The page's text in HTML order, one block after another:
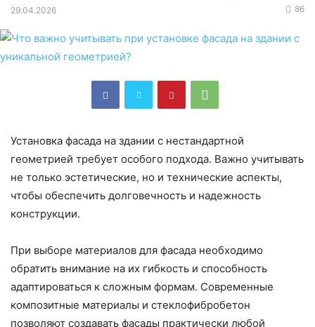
29.04.2026 86
Установка фасада на здании с нестандартной
геометрией требует особого подхода. Важно учитывать
не только эстетические, но и технические аспекты,
чтобы обеспечить долговечность и надежность
конструкции.
При выборе материалов для фасада необходимо
обратить внимание на их гибкость и способность
адаптироваться к сложным формам. Современные
композитные материалы и стеклофибробетон
позволяют создавать фасады практически любой